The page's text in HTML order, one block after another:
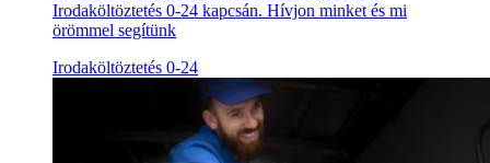
Irodaköltöztetés 0-24 kapcsán. Hívjon minket és mi
örömmel segítünk
Irodaköltöztetés 0-24